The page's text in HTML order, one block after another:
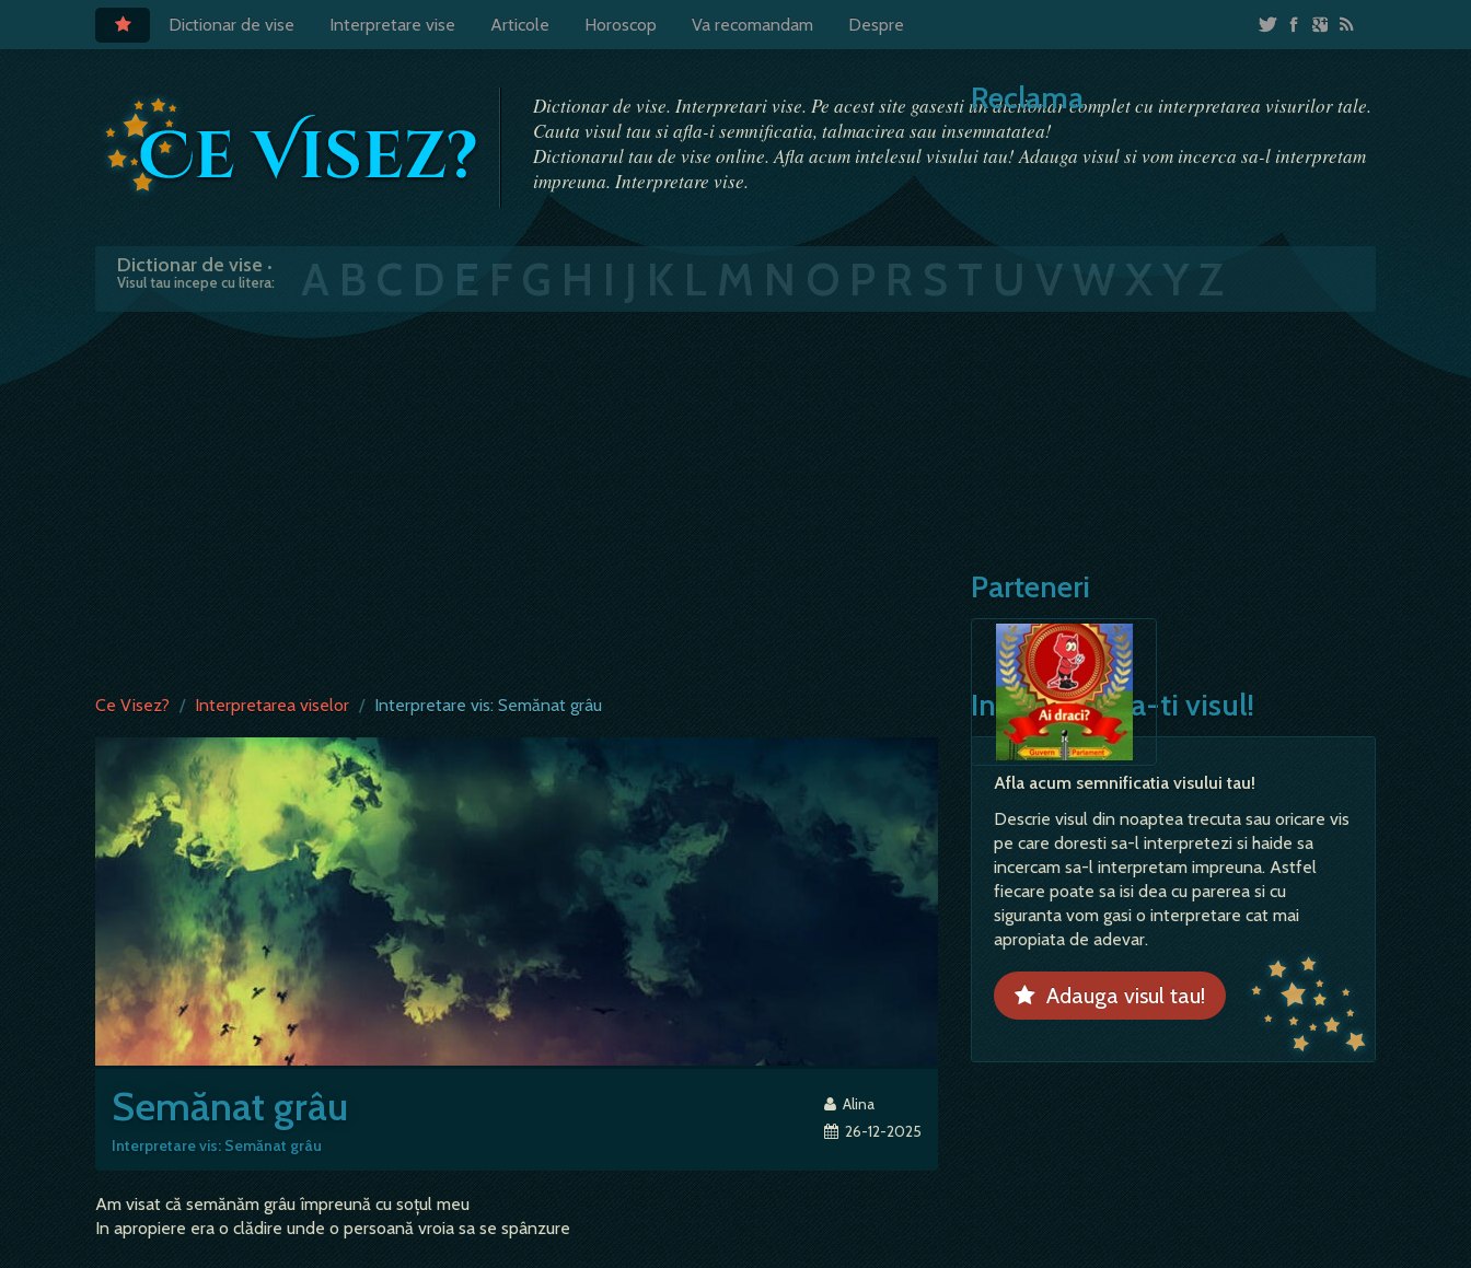
Dictionar de vise Interpretare vise Articole Horoscop Va recomandam Despre
Dictionar de vise. Interpretari vise. Pe acest site gasesti un dictionar complet cu interpretarea visurilor tale.
Cauta visul tau si afla-i semnificatia, talmacirea sau insemnatatea!
Dictionarul tau de vise online. Afla acum intelesul visului tau! Adauga visul si vom incerca sa-l interpretam
impreuna. Interpretare vise.
Dictionar de vise •
Visul tau incepe cu litera:
A B C D E F G H I J K L M N O P R S T U VW XY Z
Ce Visez? / Interpretarea viselor / Interpretare vis: Semănat grâu
Semănat grâu
Interpretare vis: Semănat grâu
Alina
26-12-2025
Am visat că semănăm grâu împreună cu soțul meu
In apropiere era o clădire unde o persoană vroia sa se spânzure
Interpreteaza-ti visul!
Afla acum semnificatia visului tau!
Descrie visul din noaptea trecuta sau oricare vis
pe care doresti sa-l interpretezi si haide sa
incercam sa-l interpretam impreuna. Astfel
fiecare poate sa isi dea cu parerea si cu
siguranta vom gasi o interpretare cat mai
apropiata de adevar.
Adauga visul tau!
Reclama
Parteneri